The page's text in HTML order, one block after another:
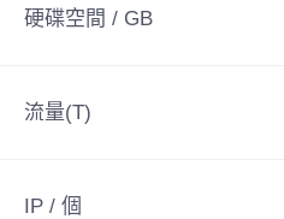
硬碟空間 / GB
流量(T)
IP / 個